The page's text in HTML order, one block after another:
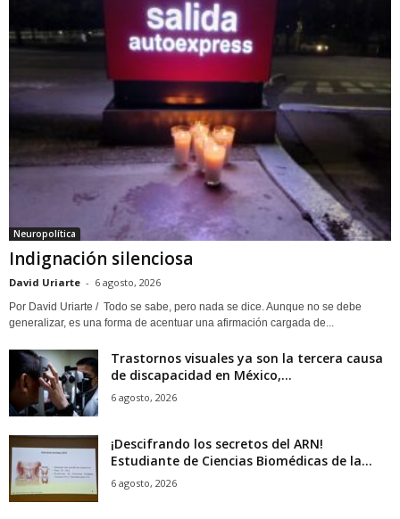
Neuropolítica
Indignación silenciosa
David Uriarte - 6 agosto, 2026
Por David Uriarte / Todo se sabe, pero nada se dice. Aunque no se debe
generalizar, es una forma de acentuar una afirmación cargada de...
Trastornos visuales ya son la tercera causa
de discapacidad en México,...
6 agosto, 2026
¡Descifrando los secretos del ARN!
Estudiante de Ciencias Biomédicas de la...
6 agosto, 2026